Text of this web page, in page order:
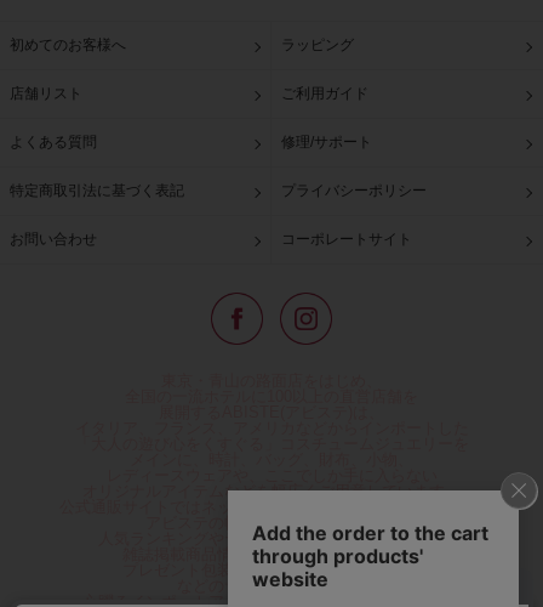
初めてのお客様へ ラッピング
店舗リスト ご利用ガイド
よくある質問 修理/サポート
特定商取引法に基づく表記 プライバシーポリシー
お問い合わせ コーポレートサイト
オリジナルアイテムなどを幅広くご用意しています。
アビステの幅広い商品を取り揃え、
人気ランキングやテレビなどメディア着用商品、
雑誌掲載商品情報を紹介するコンテンツ、
プレゼント包装無料や独自のポイント還元
などのサービスをご提供。
心躍るインポートアクセサリーや時計、小物などで、